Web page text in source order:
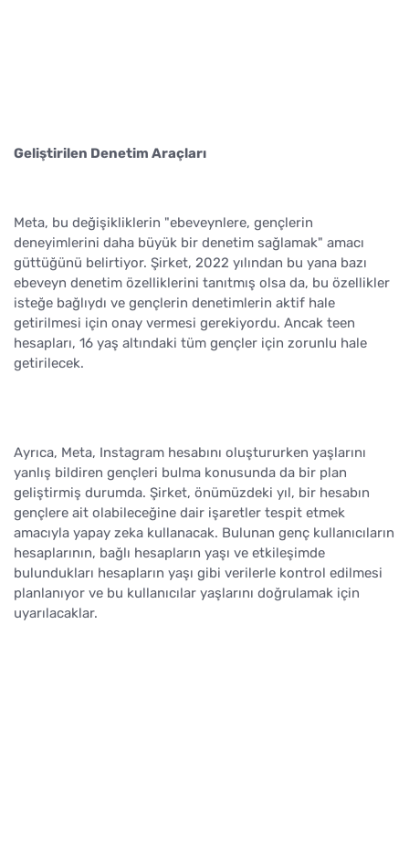
Geliştirilen Denetim Araçları
Meta, bu değişikliklerin "ebeveynlere, gençlerin
deneyimlerini daha büyük bir denetim sağlamak" amacı
güttüğünü belirtiyor. Şirket, 2022 yılından bu yana bazı
ebeveyn denetim özelliklerini tanıtmış olsa da, bu özellikler
isteğe bağlıydı ve gençlerin denetimlerin aktif hale
getirilmesi için onay vermesi gerekiyordu. Ancak teen
hesapları, 16 yaş altındaki tüm gençler için zorunlu hale
getirilecek.
Ayrıca, Meta, Instagram hesabını oluştururken yaşlarını
yanlış bildiren gençleri bulma konusunda da bir plan
geliştirmiş durumda. Şirket, önümüzdeki yıl, bir hesabın
gençlere ait olabileceğine dair işaretler tespit etmek
amacıyla yapay zeka kullanacak. Bulunan genç kullanıcıların
hesaplarının, bağlı hesapların yaşı ve etkileşimde
bulundukları hesapların yaşı gibi verilerle kontrol edilmesi
planlanıyor ve bu kullanıcılar yaşlarını doğrulamak için
uyarılacaklar.